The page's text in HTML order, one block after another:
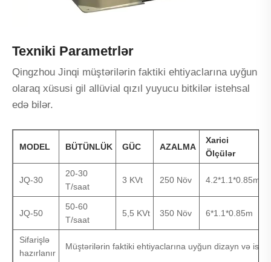
Texniki Parametrlər
Qingzhou Jinqi müştərilərin faktiki ehtiyaclarına uyğun
olaraq xüsusi gil allüvial qızıl yuyucu bitkilər istehsal
edə bilər.
MODEL BÜTÜNLÜK GÜC AZALMA
Xarici
Ölçülər
JQ-30
20-30
T/saat
3 KVt 250 Növ 4.2*1.1*0.85m
JQ-50
50-60
T/saat
5,5 KVt 350 Növ 6*1.1*0.85m
Sifarişlə
hazırlanır
Müştərilərin faktiki ehtiyaclarına uyğun dizayn və